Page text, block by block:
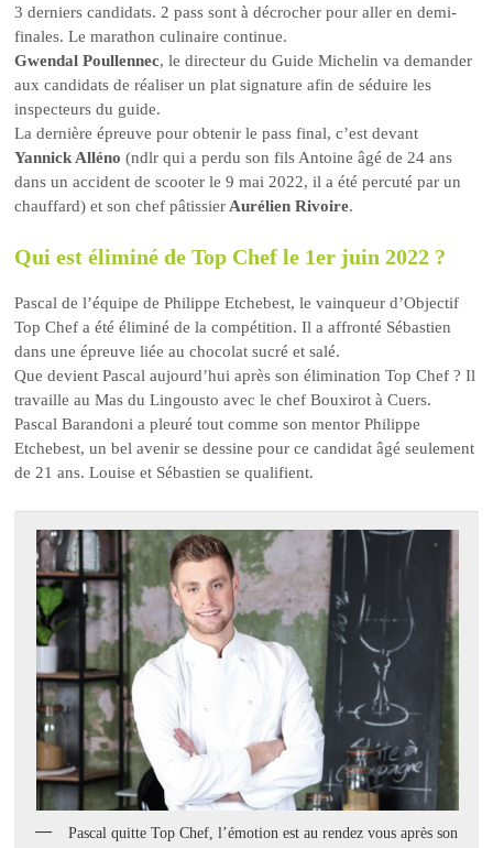
3 derniers candidats. 2 pass sont à décrocher pour aller en demi-
finales. Le marathon culinaire continue.
Gwendal Poullennec, le directeur du Guide Michelin va demander
aux candidats de réaliser un plat signature afin de séduire les
inspecteurs du guide.
La dernière épreuve pour obtenir le pass final, c’est devant
Yannick Alléno (ndlr qui a perdu son fils Antoine âgé de 24 ans
dans un accident de scooter le 9 mai 2022, il a été percuté par un
chauffard) et son chef pâtissier Aurélien Rivoire.
Qui est éliminé de Top Chef le 1er juin 2022 ?
Pascal de l’équipe de Philippe Etchebest, le vainqueur d’Objectif
Top Chef a été éliminé de la compétition. Il a affronté Sébastien
dans une épreuve liée au chocolat sucré et salé.
Que devient Pascal aujourd’hui après son élimination Top Chef ? Il
travaille au Mas du Lingousto avec le chef Bouxirot à Cuers.
Pascal Barandoni a pleuré tout comme son mentor Philippe
Etchebest, un bel avenir se dessine pour ce candidat âgé seulement
de 21 ans. Louise et Sébastien se qualifient.
Pascal quitte Top Chef, l’émotion est au rendez vous après son